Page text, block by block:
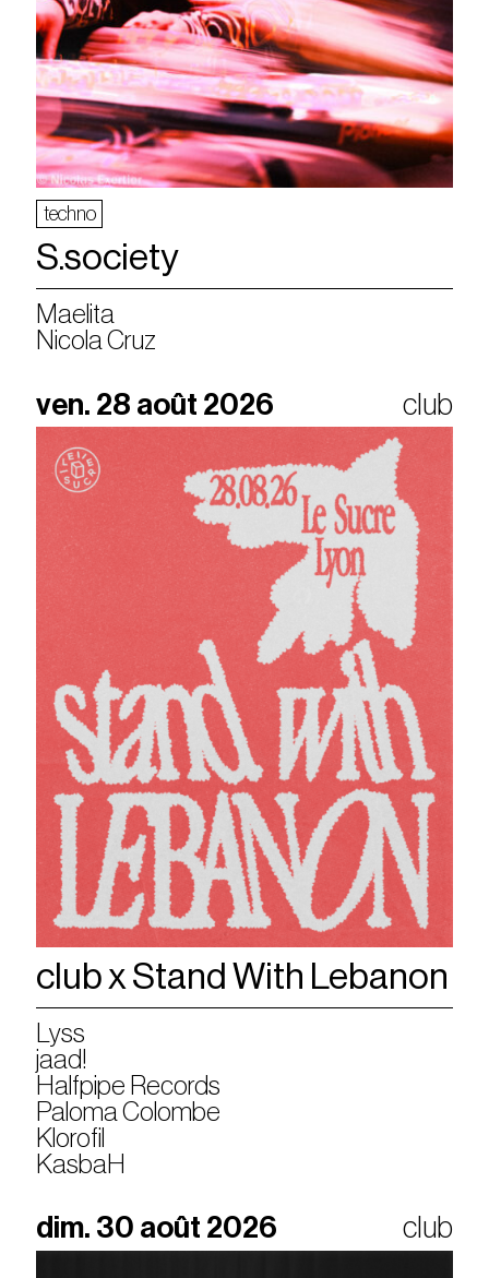
techno
S.society
Maelita
Nicola Cruz
ven. 28 août 2026 club
club x Stand With Lebanon
Lyss
jaad!
Halfpipe Records
Paloma Colombe
Klorofil
KasbaH
dim. 30 août 2026 club